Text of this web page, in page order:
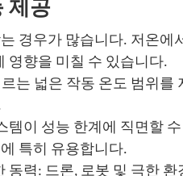
제공
경우가 많습니다. 저온에
영향을 미칠 수 있습니다.
르는 넓은 작동 온도 범위
이 성능 한계에 직면할
특히 유용합니다.